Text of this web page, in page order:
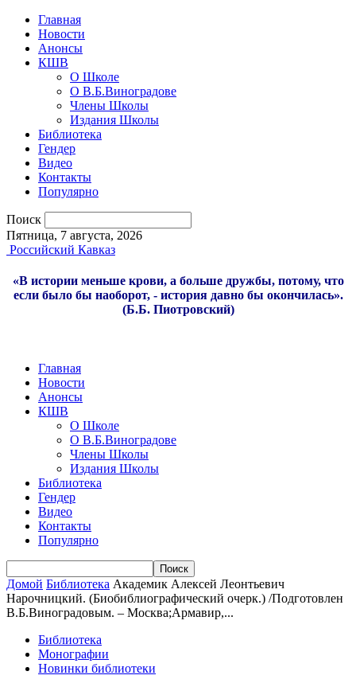
Главная
Новости
Анонсы
КШВ
О Школе
О В.Б.Виноградове
Члены Школы
Издания Школы
Библиотека
Гендер
Видео
Контакты
Популярно
Поиск
Пятница, 7 августа, 2026
Российский Кавказ
«В истории меньше крови, а больше дружбы, потому, что
если было бы наоборот, - история давно бы окончилась».
(Б.Б. Пиотровский)
Главная
Новости
Анонсы
КШВ
О Школе
О В.Б.Виноградове
Члены Школы
Издания Школы
Библиотека
Гендер
Видео
Контакты
Популярно
Домой Библиотека Академик Алексей Леонтьевич
Нарочницкий. (Биобиблиографический очерк.) /Подготовлен
В.Б.Виноградовым. – Москва;Армавир,...
Библиотека
Монографии
Новинки библиотеки